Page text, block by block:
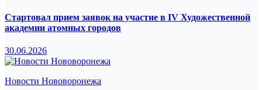
Стартовал прием заявок на участие в IV Художественной
академии атомных городов
30.06.2026
Новости Нововоронежа